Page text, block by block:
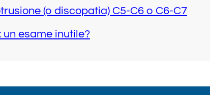
(o discopatia) C5-C6 o C6-C7
esame inutile?